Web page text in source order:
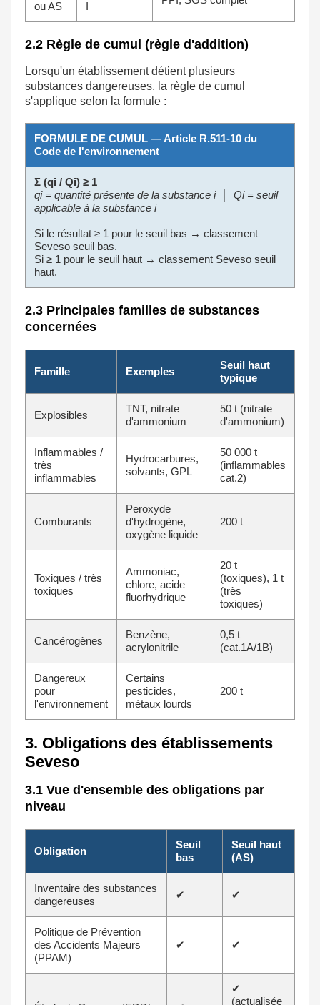
ou AS
I
2.2 Règle de cumul (règle d'addition)
Lorsqu'un établissement détient plusieurs
substances dangereuses, la règle de cumul
s'applique selon la formule :
FORMULE DE CUMUL — Article R.511-10 du
Code de l'environnement
Σ (qi / Qi) ≥ 1
qi = quantité présente de la substance i │ Qi = seuil
applicable à la substance i
Si le résultat ≥ 1 pour le seuil bas → classement
Seveso seuil bas.
Si ≥ 1 pour le seuil haut → classement Seveso seuil
haut.
2.3 Principales familles de substances
concernées
Famille Exemples
Seuil haut
typique
Explosibles
TNT, nitrate
d'ammonium
50 t (nitrate
d'ammonium)
Inflammables /
très
inflammables
Hydrocarbures,
solvants, GPL
50 000 t
(inflammables
cat.2)
Comburants
Peroxyde
d'hydrogène,
oxygène liquide
200 t
Toxiques / très
toxiques
Ammoniac,
chlore, acide
fluorhydrique
20 t
(toxiques), 1 t
(très
toxiques)
Cancérogènes
Benzène,
acrylonitrile
0,5 t
(cat.1A/1B)
Dangereux
pour
l'environnement
Certains
pesticides,
métaux lourds
200 t
3. Obligations des établissements
Seveso
3.1 Vue d'ensemble des obligations par
niveau
Obligation
Seuil
bas
Seuil haut
(AS)
Inventaire des substances
dangereuses
✔ ✔
Politique de Prévention
des Accidents Majeurs
(PPAM)
✔ ✔
✔
(actualisée